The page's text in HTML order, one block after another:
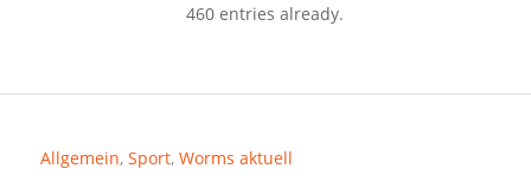
460 entries already.
Allgemein, Sport, Worms aktuell